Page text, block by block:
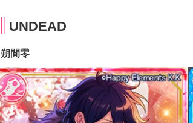
UNDEAD
朔間零